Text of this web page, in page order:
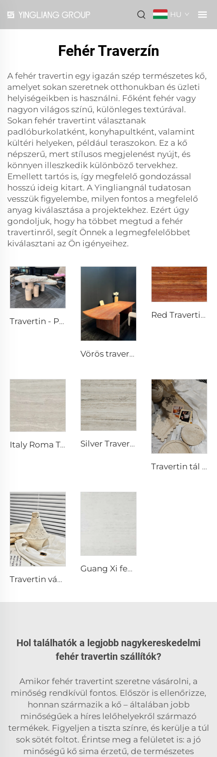
HU
Fehér Traverzín
A fehér travertin egy igazán szép természetes kő,
amelyet sokan szeretnek otthonukban és üzleti
helyiségeikben is használni. Főként fehér vagy
nagyon világos színű, különleges textúrával.
Sokan fehér travertint választanak
padlóburkolatként, konyhapultként, valamint
kültéri helyeken, például teraszokon. Ez a kő
népszerű, mert stílusos megjelenést nyújt, és
könnyen illeszkedik különböző tervekhez.
Emellett tartós is, így megfelelő gondozással
hosszú ideig kitart. A Yingliangnál tudatosan
vesszük figyelembe, milyen fontos a megfelelő
anyag kiválasztása a projektekhez. Ezért úgy
gondoljuk, hogy ha többet megtud a fehér
travertinről, segít Önnek a legmegfelelőbbet
kiválasztani az Ön igényeihez.
Travertin - Prémium Kőasztal kőbútorok kőalkotások
Vörös travertin - Prémium Kőasztal kőbútorok kőalkotások
Red Travertine Természetes Pórusos Travertin Kőzetlap
Italy Roma Természetes Pórusos Travertin Kőzetlap Silver Travertine Természetes Pórusos Travertin Kőzetlap
Travertin tál kőkézműves tárgyak Kődíszek
Travertin váza kőból készült kézműves termékek kőből készült műalkotások
Guang Xi fehér természetes pórusos travertin kőlap
Hol találhatók a legjobb nagykereskedelmi
fehér travertin szállítók?
Amikor fehér travertint szeretne vásárolni, a
minőség rendkívül fontos. Először is ellenőrizze,
honnan származik a kő – általában jobb
minőségűek a híres lelőhelyekről származó
termékek. Figyeljen a tiszta színre, és kerülje a túl
sok sötét foltot. Érintse meg a felületet is: a jó
minőségű kő sima érzetű, de természetes